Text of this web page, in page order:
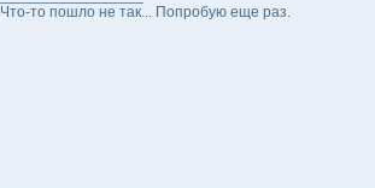
Что-то пошло не так... Попробую еще раз.